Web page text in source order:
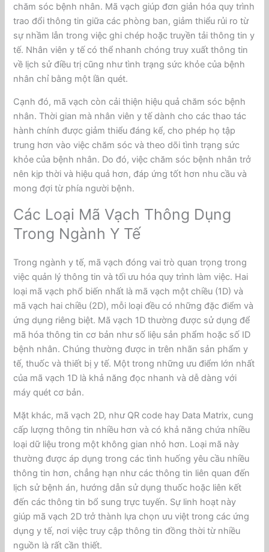
chăm sóc bệnh nhân. Mã vạch giúp đơn giản hóa quy trình
trao đổi thông tin giữa các phòng ban, giảm thiểu rủi ro từ
sự nhầm lẫn trong việc ghi chép hoặc truyền tải thông tin y
tế. Nhân viên y tế có thể nhanh chóng truy xuất thông tin
về lịch sử điều trị cũng như tình trạng sức khỏe của bệnh
nhân chỉ bằng một lần quét.
Cạnh đó, mã vạch còn cải thiện hiệu quả chăm sóc bệnh
nhân. Thời gian mà nhân viên y tế dành cho các thao tác
hành chính được giảm thiểu đáng kể, cho phép họ tập
trung hơn vào việc chăm sóc và theo dõi tình trạng sức
khỏe của bệnh nhân. Do đó, việc chăm sóc bệnh nhân trở
nên kịp thời và hiệu quả hơn, đáp ứng tốt hơn nhu cầu và
mong đợi từ phía người bệnh.
Các Loại Mã Vạch Thông Dụng
Trong Ngành Y Tế
Trong ngành y tế, mã vạch đóng vai trò quan trọng trong
việc quản lý thông tin và tối ưu hóa quy trình làm việc. Hai
loại mã vạch phổ biến nhất là mã vạch một chiều (1D) và
mã vạch hai chiều (2D), mỗi loại đều có những đặc điểm và
ứng dụng riêng biệt. Mã vạch 1D thường được sử dụng để
mã hóa thông tin cơ bản như số liệu sản phẩm hoặc số ID
bệnh nhân. Chúng thường được in trên nhãn sản phẩm y
tế, thuốc và thiết bị y tế. Một trong những ưu điểm lớn nhất
của mã vạch 1D là khả năng đọc nhanh và dễ dàng với
máy quét cơ bản.
Mặt khác, mã vạch 2D, như QR code hay Data Matrix, cung
cấp lượng thông tin nhiều hơn và có khả năng chứa nhiều
loại dữ liệu trong một không gian nhỏ hơn. Loại mã này
thường được áp dụng trong các tình huống yêu cầu nhiều
thông tin hơn, chẳng hạn như các thông tin liên quan đến
lịch sử bệnh án, hướng dẫn sử dụng thuốc hoặc liên kết
đến các thông tin bổ sung trực tuyến. Sự linh hoạt này
giúp mã vạch 2D trở thành lựa chọn ưu việt trong các ứng
dụng y tế, nơi việc truy cập thông tin đồng thời từ nhiều
nguồn là rất cần thiết.